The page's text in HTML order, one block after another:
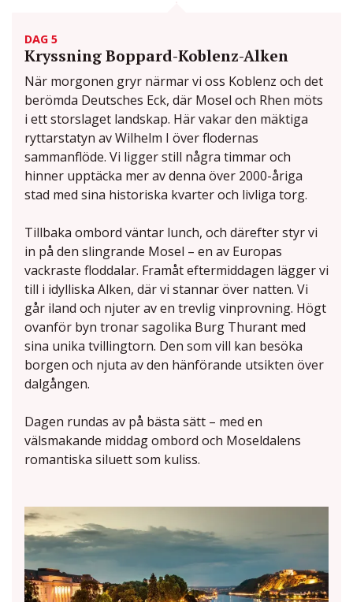
DAG 5
Kryssning Boppard-Koblenz-Alken
När morgonen gryr närmar vi oss Koblenz och det
berömda Deutsches Eck, där Mosel och Rhen möts
i ett storslaget landskap. Här vakar den mäktiga
ryttarstatyn av Wilhelm I över flodernas
sammanflöde. Vi ligger still några timmar och
hinner upptäcka mer av denna över 2000-åriga
stad med sina historiska kvarter och livliga torg.
Tillbaka ombord väntar lunch, och därefter styr vi
in på den slingrande Mosel – en av Europas
vackraste floddalar. Framåt eftermiddagen lägger vi
till i idylliska Alken, där vi stannar över natten. Vi
går iland och njuter av en trevlig vinprovning. Högt
ovanför byn tronar sagolika Burg Thurant med
sina unika tvillingtorn. Den som vill kan besöka
borgen och njuta av den hänförande utsikten över
dalgången.
Dagen rundas av på bästa sätt – med en
välsmakande middag ombord och Moseldalens
romantiska siluett som kuliss.